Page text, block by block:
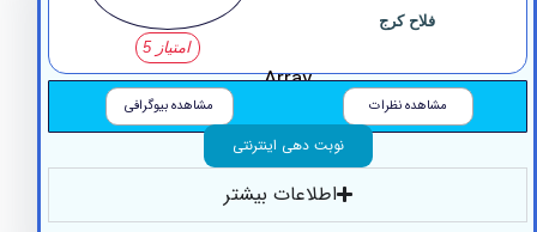
Array
مشاهده نظرات مشاهده بیوگرافی
نوبت دهی اینترنتی
اطلاعات بیشتر